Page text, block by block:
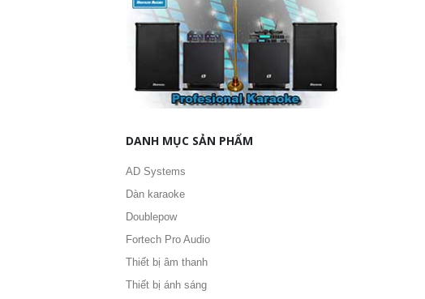
DANH MỤC SẢN PHẨM
AD Systems
Dàn karaoke
Doublepow
Fortech Pro Audio
Thiết bị âm thanh
Thiết bị ánh sáng